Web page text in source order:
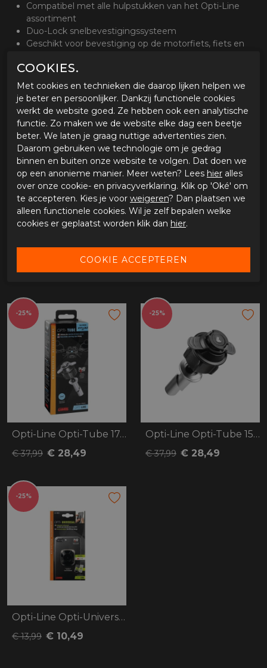
Compatibel met alle hulpstukken van het Opti-Line
assortiment
Duo-Lock snelbevestigingssysteem
Geschikt voor bevestiging op de motorfiets, fiets en
Zwart
Diameter 15 tot 40 mm
SPECIFICATIES OPTI-LINE OPTI-BELT
Merk
Opti-line
Leveranciercode
90437
Categorie
Telefoon
-25%
Opti-Line Opti-Tube 17-20.5 MM
€ 37,99 € 28,49
-25%
Opti-Line Opti-Tube 15-17.2 MM
€ 37,99 € 28,49
-25%
Opti-Line Opti-Universal
€ 13,99 € 10,49
COOKIES.
Met cookies en technieken die daarop lijken helpen we
je beter en persoonlijker. Dankzij functionele cookies
werkt de website goed. Ze hebben ook een analytische
functie. Zo maken we de website elke dag een beetje
beter. We laten je graag nuttige advertenties zien.
Daarom gebruiken we technologie om je gedrag
binnen en buiten onze website te volgen. Dat doen we
op een anonieme manier. Meer weten? Lees hier alles
over onze cookie- en privacyverklaring. Klik op 'Oké' om
te accepteren. Kies je voor weigeren? Dan plaatsen we
alleen functionele cookies. Wil je zelf bepalen welke
cookies er geplaatst worden klik dan hier.